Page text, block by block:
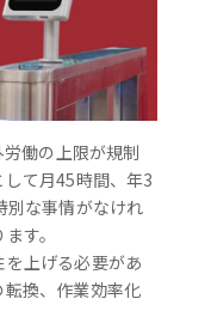
働の上限が規制
て月45時間、年3
別な事情がなけれ
す。
上げる必要があ
換、作業効率化